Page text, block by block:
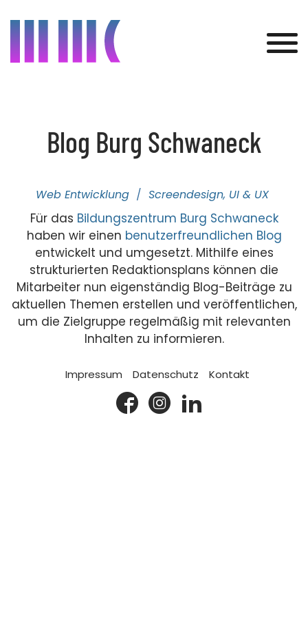
Kunden
Über uns
Aktuelles
Kontakt
Blog Burg Schwaneck
Web Entwicklung Screendesign, UI & UX
Für das Bildungszentrum Burg Schwaneck
haben wir einen benutzerfreundlichen Blog
entwickelt und umgesetzt. Mithilfe eines
strukturierten Redaktionsplans können die
Mitarbeiter nun eigenständig Blog-Beiträge zu
aktuellen Themen erstellen und veröffentlichen,
um die Zielgruppe regelmäßig mit relevanten
Inhalten zu informieren.
Impressum Datenschutz Kontakt